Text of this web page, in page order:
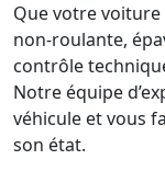
Que votre
non-roulante,
contrôle
Notre équipe
véhicule et vous
son état.